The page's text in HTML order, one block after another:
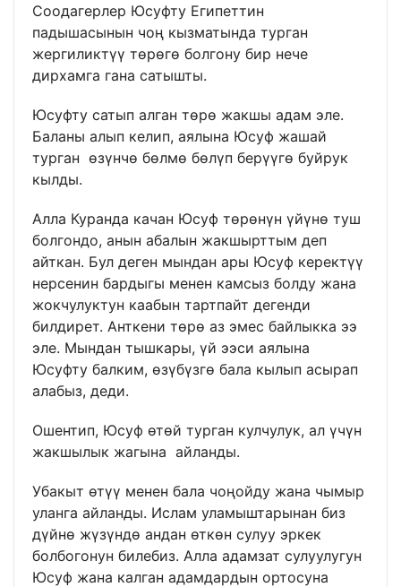
Соодагерлер Юсуфту Египеттин
падышасынын чоң кызматында турган
жергиликтүү төрөгө болгону бир нече
дирхамга гана сатышты.
Юсуфту сатып алган төрө жакшы адам эле.
Баланы алып келип, аялына Юсуф жашай
турган өзүнчө бөлмө бөлүп берүүгө буйрук
кылды.
Алла Куранда качан Юсуф төрөнүн үйүнө туш
болгондо, анын абалын жакшырттым деп
айткан. Бул деген мындан ары Юсуф керектүү
нерсенин бардыгы менен камсыз болду жана
жокчулуктун каабын тартпайт дегенди
билдирет. Анткени төрө аз эмес байлыкка ээ
эле. Мындан тышкары, үй ээси аялына
Юсуфту балким, өзүбүзгө бала кылып асырап
алабыз, деди.
Ошентип, Юсуф өтөй турган кулчулук, ал үчүн
жакшылык жагына айланды.
Убакыт өтүү менен бала чоңойду жана чымыр
уланга айланды. Ислам уламыштарынан биз
дүйнө жүзүндө андан өткөн сулуу эркек
болбогонун билебиз. Алла адамзат сулуулугун
Юсуф жана калган адамдардын ортосуна